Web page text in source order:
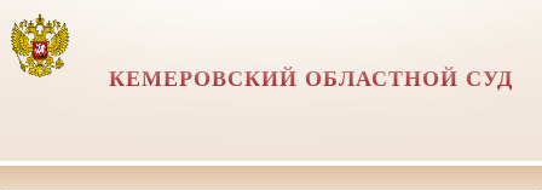
КЕМЕРОВСКИЙ ОБЛАСТНОЙ СУД